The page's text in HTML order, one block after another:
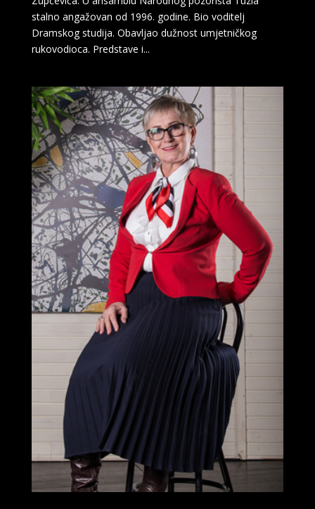
stalno angažovan od 1996. godine. Bio voditelj
Dramskog studija. Obavljao dužnost umjetničkog
rukovodioca. Predstave i...